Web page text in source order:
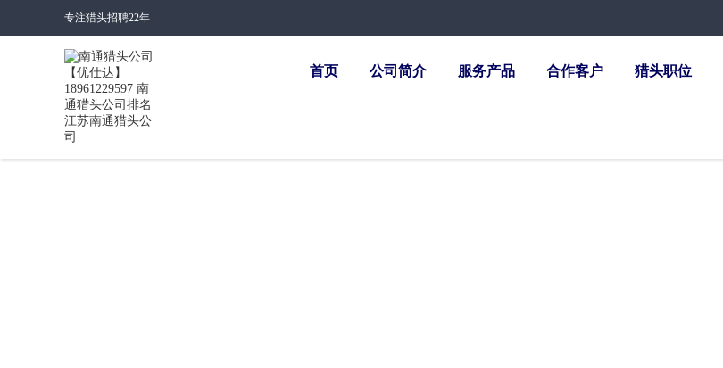
专注猎头招聘22年
首页 公司简介 服务产品 合作客户 猎头职位